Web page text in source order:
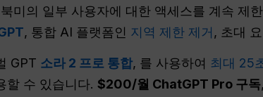
미의 일부 사용자에 대한 액세스를 계속 제
, 통합 AI 플랫폼인 지역 제한 제거 , 초대
GPT 소라 2 프로 통합, 를 사용하여 최대 25
할 수 있습니다. $200/월 ChatGPT Pro 구독